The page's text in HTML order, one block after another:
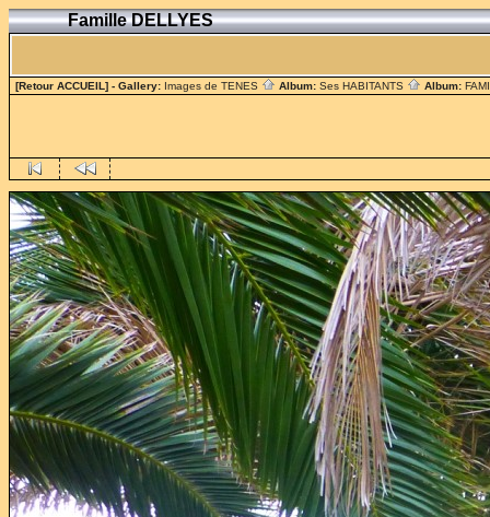
Famille DELLYES
[Retour ACCUEIL] - Gallery: Images de TENES Album: Ses HABITANTS Album: